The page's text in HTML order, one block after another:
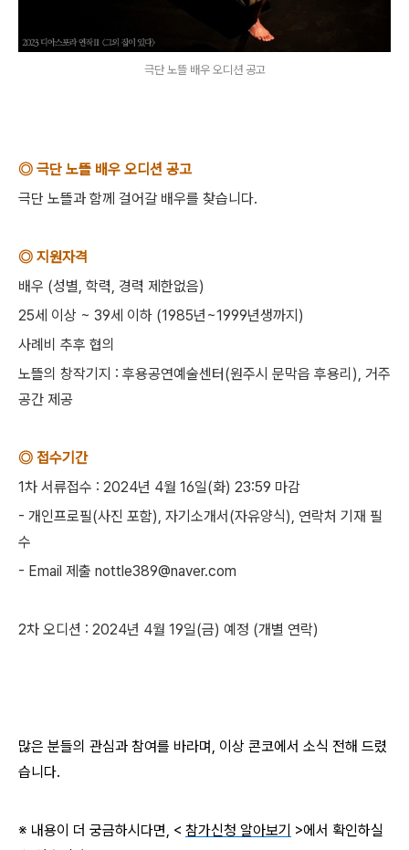
극단 노뜰 배우 오디션 공고
◎ 극단 노뜰 배우 오디션 공고
극단 노뜰과 함께 걸어갈 배우를 찾습니다.
◎ 지원자격
배우 (성별, 학력, 경력 제한없음)
25세 이상 ~ 39세 이하 (1985년~1999년생까지)
사례비 추후 협의
노뜰의 창작기지 : 후용공연예술센터(원주시 문막읍 후용리), 거주
공간 제공
◎ 접수기간
1차 서류접수 : 2024년 4월 16일(화) 23:59 마감
- 개인프로필(사진 포함), 자기소개서(자유양식), 연락처 기재 필
수
- Email 제출 nottle389@naver.com
2차 오디션 : 2024년 4월 19일(금) 예정 (개별 연락)
많은 분들의 관심과 참여를 바라며, 이상 콘코에서 소식 전해 드렸
습니다.
※ 내용이 더 궁금하시다면, < 참가신청 알아보기 >에서 확인하실